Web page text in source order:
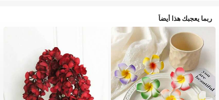
ربما يعجبك هذا أيضاً